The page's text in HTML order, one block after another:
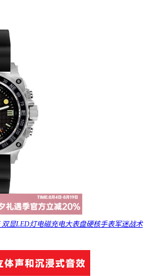
双显LED灯电磁充电大表盘硬核手表军迷战术